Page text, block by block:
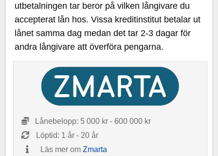
utbetalningen tar beror på vilken långivare du
accepterat lån hos. Vissa kreditinstitut betalar ut
lånet samma dag medan det tar 2-3 dagar för
andra långivare att överföra pengarna.
Lånebelopp: 5 000 kr - 600 000 kr
Löptid: 1 år - 20 år
Läs mer om Zmarta